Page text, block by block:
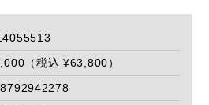
（税込 ¥63,800）